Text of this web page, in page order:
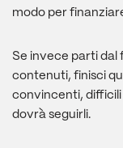
modo per
Se invece parti dal
contenuti, finisci
convincenti,
dovrà seguirli.